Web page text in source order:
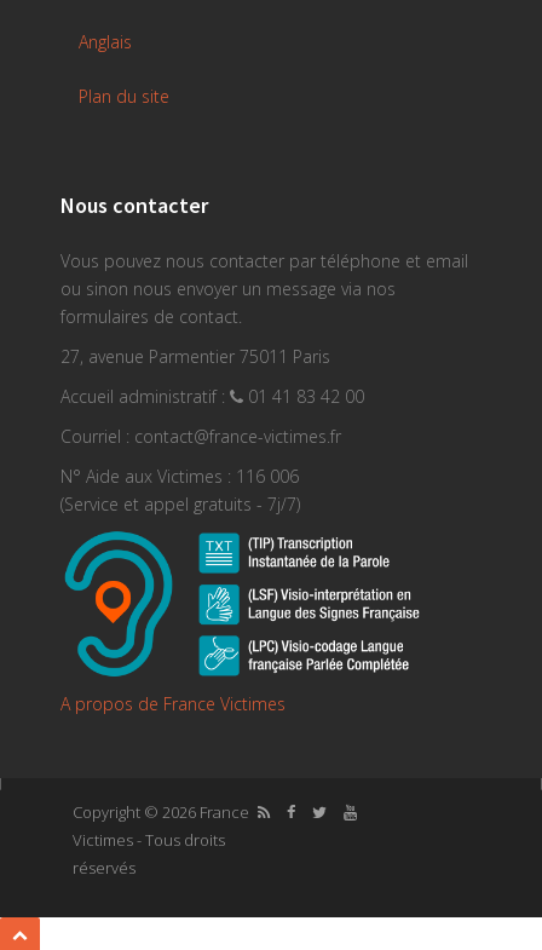
Anglais
Plan du site
Nous contacter
Vous pouvez nous contacter par téléphone et email
ou sinon nous envoyer un message via nos
formulaires de contact.
27, avenue Parmentier 75011 Paris
Accueil administratif :
01 41 83 42 00
Courriel : contact@france-victimes.fr
N° Aide aux Victimes : 116 006
(Service et appel gratuits - 7j/7)
A propos de France Victimes
Copyright © 2026 France
Victimes - Tous droits
réservés